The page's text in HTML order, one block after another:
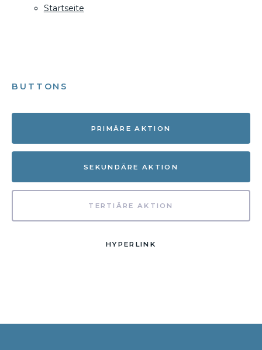
Startseite
BUTTONS
PRIMÄRE AKTION
SEKUNDÄRE AKTION
TERTIÄRE AKTION
HYPERLINK